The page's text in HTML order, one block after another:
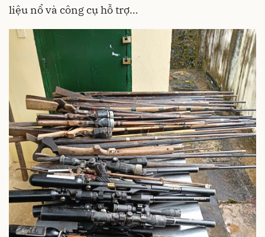
liệu nổ và công cụ hỗ trợ…